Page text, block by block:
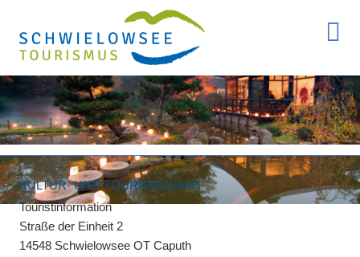
KULTUR- UND TOURISMUSAMT
Touristinformation
Straße der Einheit 2
14548 Schwielowsee OT Caputh